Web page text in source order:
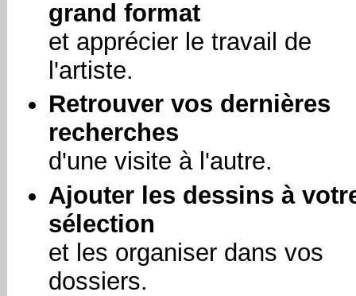
grand format
et apprécier le travail de
l'artiste.
Retrouver vos dernières
recherches
d'une visite à l'autre.
Ajouter les dessins à
sélection
et les organiser dans vos
dossiers.